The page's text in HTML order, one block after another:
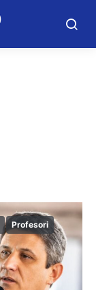
Profesori